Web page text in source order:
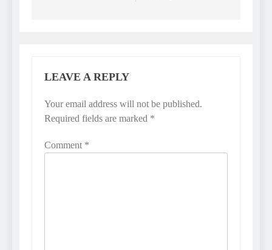
LEAVE A REPLY
Your email address will not be published.
Required fields are marked *
Comment *